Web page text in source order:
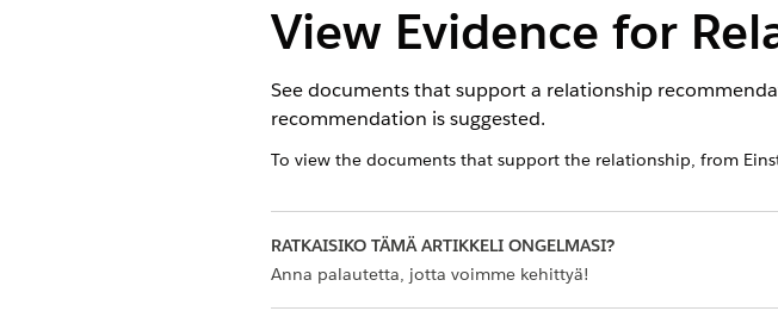
View Evidence for
See documents that support a relationship
recommendation is suggested.
To view the documents that support the relationship, from
RATKAISIKO TÄMÄ ARTIKKELI ONGELMASI?
Anna palautetta, jotta voimme kehittyä!